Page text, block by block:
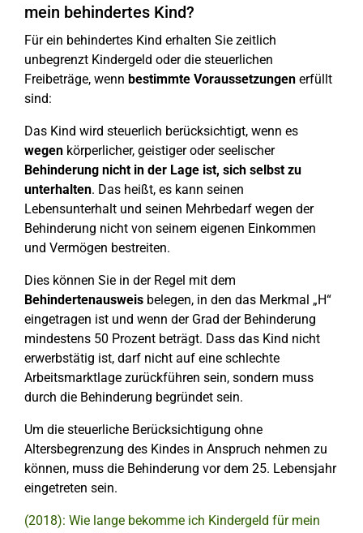
mein behindertes Kind?
Für ein behindertes Kind erhalten Sie zeitlich
unbegrenzt Kindergeld oder die steuerlichen
Freibeträge, wenn bestimmte Voraussetzungen erfüllt
sind:
Das Kind wird steuerlich berücksichtigt, wenn es
wegen körperlicher, geistiger oder seelischer
Behinderung nicht in der Lage ist, sich selbst zu
unterhalten. Das heißt, es kann seinen
Lebensunterhalt und seinen Mehrbedarf wegen der
Behinderung nicht von seinem eigenen Einkommen
und Vermögen bestreiten.
Dies können Sie in der Regel mit dem
Behindertenausweis belegen, in den das Merkmal „H“
eingetragen ist und wenn der Grad der Behinderung
mindestens 50 Prozent beträgt. Dass das Kind nicht
erwerbstätig ist, darf nicht auf eine schlechte
Arbeitsmarktlage zurückführen sein, sondern muss
durch die Behinderung begründet sein.
Um die steuerliche Berücksichtigung ohne
Altersbegrenzung des Kindes in Anspruch nehmen zu
können, muss die Behinderung vor dem 25. Lebensjahr
eingetreten sein.
(2018): Wie lange bekomme ich Kindergeld für mein